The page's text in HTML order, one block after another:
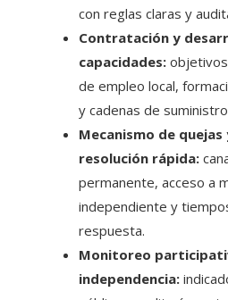
con reglas claras y
Contratación y
capacidades:
de empleo local,
y cadenas de
Mecanismo de quejas
resolución rápida:
permanente, acceso a
independiente y
respuesta.
Monitoreo
independencia: